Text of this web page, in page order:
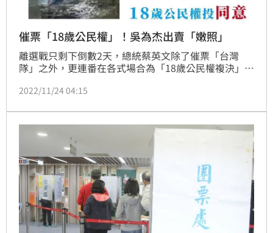
催票「18歲公民權」！吳為杰出賣「嫩照」
離選戰只剩下倒數2天，總統蔡英文除了催票「台灣
隊」之外，更連番在各式場合為「18歲公民權複決」催
年輕時期的「嫩照」催票，呼籲民眾一票②號黃秀芳，
化縣第四選區基層多一席，青年參政更有力！
2022/11/24 04:15